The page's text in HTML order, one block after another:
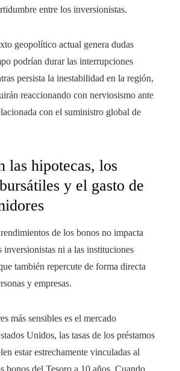
entre los inversionistas.
geopolítico actual genera dudas
podrían durar las interrupciones
persista la inestabilidad en la región,
reaccionando con nerviosismo ante
con el suministro global de
las hipotecas, los
y el gasto de
de los bonos no impacta
inversionistas ni a las instituciones
también repercute de forma directa
y empresas.
más sensibles es el mercado
Unidos, las tasas de los préstamos
estar estrechamente vinculadas al